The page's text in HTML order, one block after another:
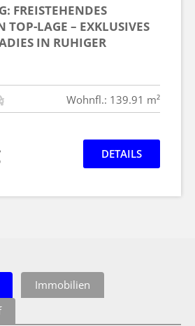
FREISTEHENDES
LAGE – EXKLUSIVES
IN RUHIGER
Wohnfl.: 139.91 m²
DETAILS
Immobilien